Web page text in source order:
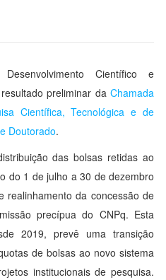
Científico e
preliminar da Chamada
Científica, Tecnológica e de
Doutorado.
das bolsas retidas ao
do 1 de julho a 30 de dezembro
realinhamento da concessão de
precípua do CNPq. Esta
2019, prevê uma transição
de bolsas ao novo sistema
institucionais de pesquisa.